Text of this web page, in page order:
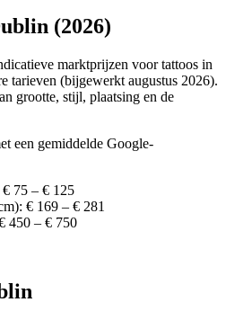
(2026)
marktprijzen voor tattoos in
tarieven (bijgewerkt augustus 2026).
grootte, stijl, plaatsing en de
een gemiddelde Google-
75 – € 125
€ 169 – € 281
450 – € 750